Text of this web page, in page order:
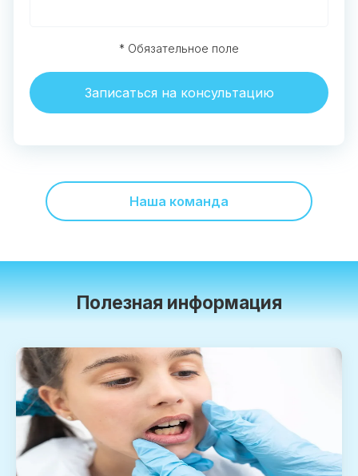
* Обязательное поле
Записаться на консультацию
Наша команда
Полезная информация